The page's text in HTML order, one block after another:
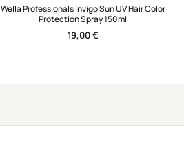
Wella Professionals Invigo Sun UV Hair Color
Protection Spray 150ml
19,00€